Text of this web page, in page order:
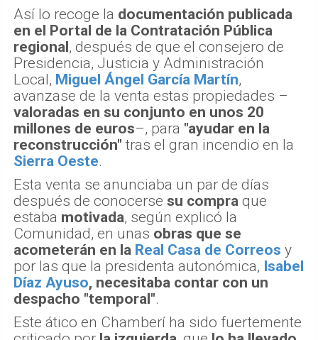
Así lo recoge la documentación publicada
en el Portal de la Contratación Pública
regional, después de que el consejero de
Presidencia, Justicia y Administración
Local, Miguel Ángel García Martín,
avanzase de la venta estas propiedades –
valoradas en su conjunto en unos 20
millones de euros–, para "ayudar en la
reconstrucción" tras el gran incendio en la
Sierra Oeste.
Esta venta se anunciaba un par de días
después de conocerse su compra que
estaba motivada, según explicó la
Comunidad, en unas obras que se
acometerán en la Real Casa de Correos y
por las que la presidenta autonómica, Isabel
Díaz Ayuso, necesitaba contar con un
despacho "temporal".
Este ático en Chamberí ha sido fuertemente